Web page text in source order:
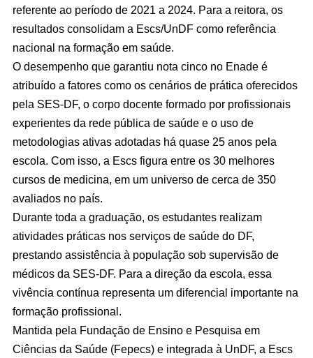
referente ao período de 2021 a 2024. Para a reitora, os
resultados consolidam a Escs/UnDF como referência
nacional na formação em saúde.
O desempenho que garantiu nota cinco no Enade é
atribuído a fatores como os cenários de prática oferecidos
pela SES-DF, o corpo docente formado por profissionais
experientes da rede pública de saúde e o uso de
metodologias ativas adotadas há quase 25 anos pela
escola. Com isso, a Escs figura entre os 30 melhores
cursos de medicina, em um universo de cerca de 350
avaliados no país.
Durante toda a graduação, os estudantes realizam
atividades práticas nos serviços de saúde do DF,
prestando assistência à população sob supervisão de
médicos da SES-DF. Para a direção da escola, essa
vivência contínua representa um diferencial importante na
formação profissional.
Mantida pela Fundação de Ensino e Pesquisa em
Ciências da Saúde (Fepecs) e integrada à UnDF, a Escs